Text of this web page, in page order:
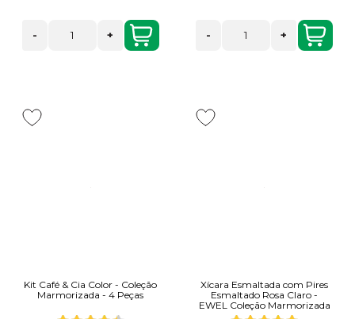
- + - +
Kit Café & Cia Color - Coleção
Marmorizada - 4 Peças
Xícara Esmaltada com Pires
Esmaltado Rosa Claro -
EWEL Coleção Marmorizada